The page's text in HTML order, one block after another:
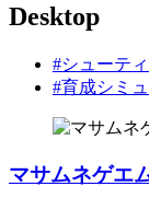
Desktop
#シューテ
#育成シミ
マサムネゲエ